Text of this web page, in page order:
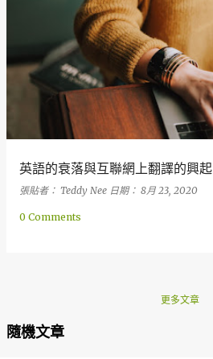
英語的衰落與互聯網上翻譯的興起
張貼者： Teddy Nee 日期： 8月 23, 2020
0 Comments
更多文章
隨機文章